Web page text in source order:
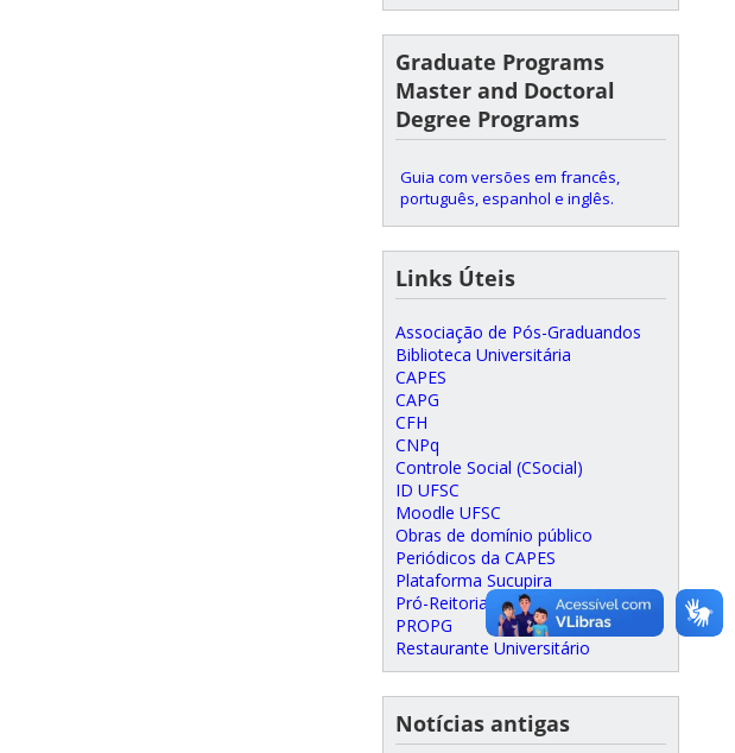
Graduate Programs
Master and Doctoral
Degree Programs
Guia com versões em francês,
português, espanhol e inglês.
Links Úteis
Associação de Pós-Graduandos
Biblioteca Universitária
CAPES
CAPG
CFH
CNPq
Controle Social (CSocial)
ID UFSC
Moodle UFSC
Obras de domínio público
Periódicos da CAPES
Plataforma Sucupira
Pró-Reitoria de Pós-Graduação –
PROPG
Restaurante Universitário
Notícias antigas